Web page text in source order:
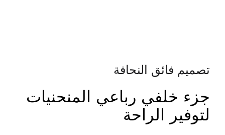
تصميم فائق النحافة
جزء خلفي رباعي المنحنيات
لتوفير الراحة